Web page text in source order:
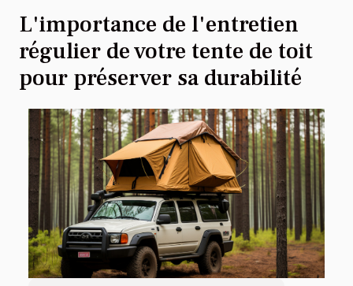
L'importance de l'entretien
régulier de votre tente de toit
pour préserver sa durabilité